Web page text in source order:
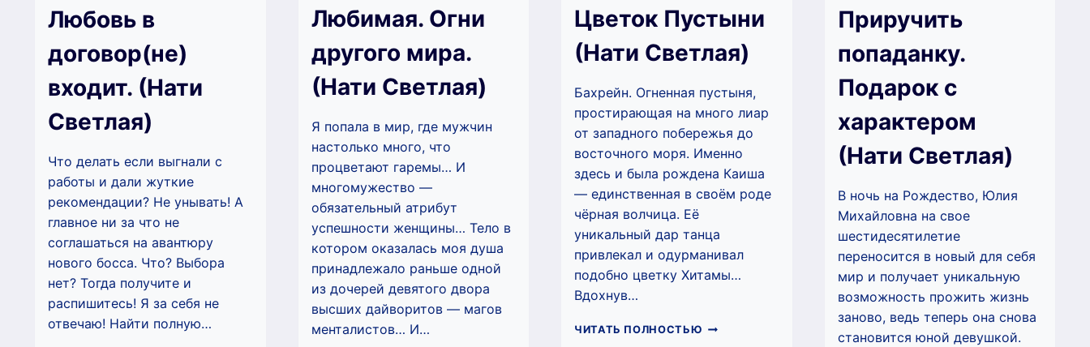
Любовь в
договор(не)
входит. (Нати
Светлая)
Что делать если выгнали с
работы и дали жуткие
рекомендации? Не унывать! А
главное ни за что не
соглашаться на авантюру
нового босса. Что? Выбора
нет? Тогда получите и
распишитесь! Я за себя не
отвечаю! Найти полную…
Любимая. Огни
другого мира.
(Нати Светлая)
Я попала в мир, где мужчин
настолько много, что
процветают гаремы… И
многомужество —
обязательный атрибут
успешности женщины… Тело в
котором оказалась моя душа
принадлежало раньше одной
из дочерей девятого двора
высших дайворитов — магов
менталистов… И…
Цветок Пустыни
(Нати Светлая)
Бахрейн. Огненная пустыня,
простирающая на много лиар
от западного побережья до
восточного моря. Именно
здесь и была рождена Каиша
— единственная в своём роде
чёрная волчица. Её
уникальный дар танца
привлекал и одурманивал
подобно цветку Хитамы…
Вдохнув…
ЧИТАТЬ ПОЛНОСТЬЮ ЦВЕТОК
Приручить
попаданку.
Подарок с
характером
(Нати Светлая)
В ночь на Рождество, Юлия
Михайловна на свое
шестидесятилетие
переносится в новый для себя
мир и получает уникальную
возможность прожить жизнь
заново, ведь теперь она снова
становится юной девушкой.